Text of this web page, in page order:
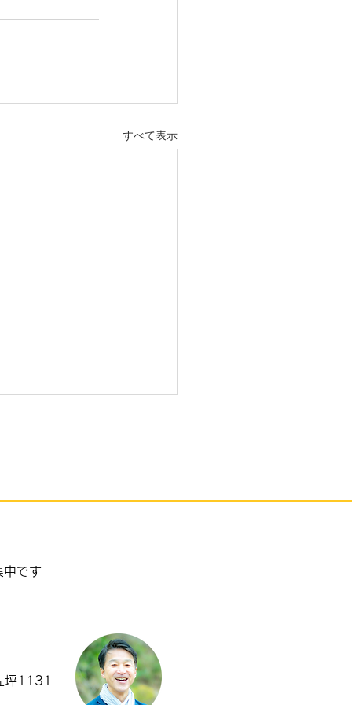
すべて表示
中です
坪1131